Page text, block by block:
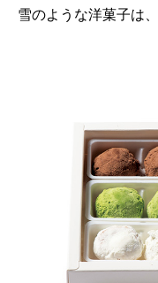
雪のような洋菓子は